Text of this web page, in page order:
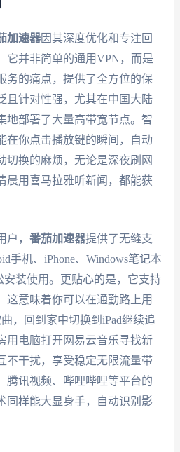
加速器因其深度优化和专注回
它并非简单的通用VPN，而是
务的痛点，提供了全方位的保
且针对性强，尤其在中国大陆
地部署了大量高带宽节点。智
在你点击播放键的瞬间，自动
切换的麻烦，无论是深夜刷网
晨用喜马拉雅听新闻，都能获
， 番茄加速器提供了无缝支
手机、iPhone、Windows笔记本
安装使用。更贴心的是，它支持
这意味着你可以在通勤路上用
，回到家中切换到iPad继续追
用电脑打开网易云音乐寻找新
不干扰，享受稳定无限流量带
腾讯视频、哔哩哔哩等平台的
同样能大显身手，自动识别影